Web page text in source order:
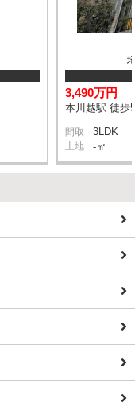
3,490万円
本川越駅 徒歩
間取 3LDK
土地 -㎡